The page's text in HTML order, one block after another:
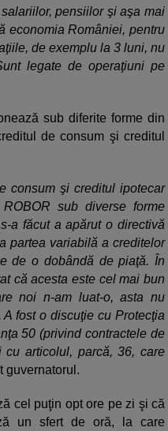
pensiilor şi aşa mai
economia României, pentru
de exemplu la 3 luni, nu
legate de operaţiuni pe
sub diferite forme din
de consum şi creditul
consum şi creditul ipotecar
sub diverse forme
a făcut a apărut o directivă
partea variabilă a creditelor
de o dobândă de piaţă. În
că acesta este cel mai bun
noi n-am luat-o, asta nu
fost o discuţie cu Protecţia
50 (privind contractele de
cu articolul, parcă, 36, care
guvernatorul.
cel puţin opt ore pe zi şi că
un sfert de oră, la care